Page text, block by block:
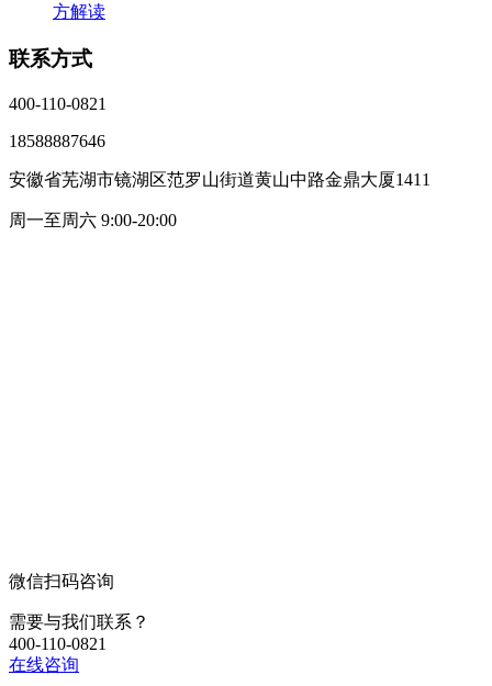
方解读
联系方式
400-110-0821
18588887646
安徽省芜湖市镜湖区范罗山街道黄山中路金鼎大厦1411
周一至周六 9:00-20:00
微信扫码咨询
需要与我们联系？
400-110-0821
在线咨询